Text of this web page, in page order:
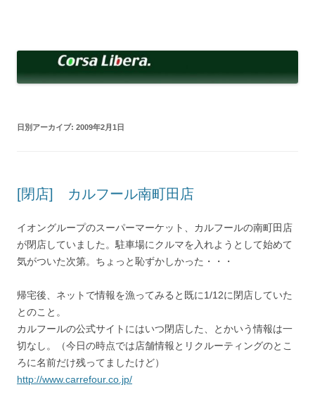
へ
ッ
日別アーカイブ: 2009年2月1日
[閉店] カルフール南町田店
イオングループのスーパーマーケット、カルフールの南町田店
が閉店していました。駐車場にクルマを入れようとして始めて
気がついた次第。ちょっと恥ずかしかった・・・
帰宅後、ネットで情報を漁ってみると既に1/12に閉店していた
とのこと。
カルフールの公式サイトにはいつ閉店した、とかいう情報は一
切なし。（今日の時点では店舗情報とリクルーティングのとこ
ろに名前だけ残ってましたけど）
http://www.carrefour.co.jp/